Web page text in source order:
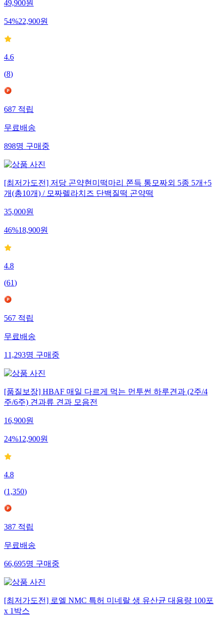
49,900원
54%22,900원
4.6
(8)
687적립
무료배송
898명구매중
[최저가도전] 저당 곤약현미떡마리 쫀득 통모짜외 5종 5개+5
개(총10개) / 모짜렐라치즈 단백질떡 곤약떡
35,000원
46%18,900원
4.8
(61)
567적립
무료배송
11,293명구매중
[품질보장] HBAF 매일 다르게 먹는 먼투썬 하루견과 (2주/4
주/6주) 견과류 견과 모음전
16,900원
24%12,900원
4.8
(1,350)
387적립
무료배송
66,695명구매중
[최저가도전] 로엘 NMC 특허 미네랄 생 유산균 대용량 100포
x 1박스